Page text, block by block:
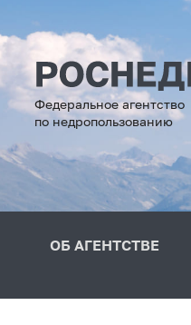
Федеральное агентство
по недропользованию
ОБ АГЕНТСТВЕ